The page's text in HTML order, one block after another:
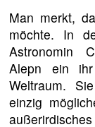
Man merkt,
möchte. In
Astronomin
Alepn ein
Weltraum.
einzig